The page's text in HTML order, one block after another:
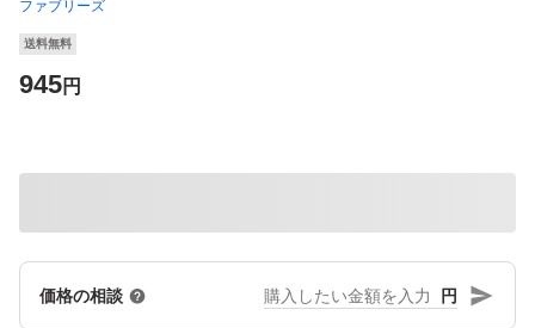
ファブリーズ
送料無料
945円
価格の相談 円